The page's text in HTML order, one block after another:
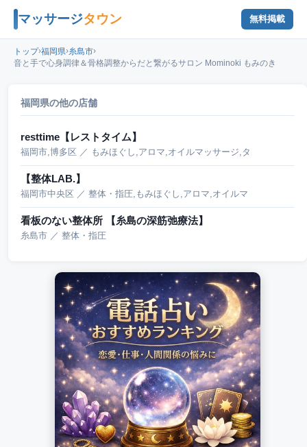
マッサージタウン 無料掲載
トップ›福岡県›糸島市›
音と手で心身調律＆骨格調整からだと繋がるサロン Mominoki もみのき
福岡県の他の店舗
resttime【レストタイム】
福岡市,博多区 ／ もみほぐし,アロマ,オイルマッサージ,タ
【整体LAB.】
福岡市中央区 ／ 整体・指圧,もみほぐし,アロマ,オイルマ
看板のない整体所 【糸島の深筋弛療法】
糸島市 ／ 整体・指圧